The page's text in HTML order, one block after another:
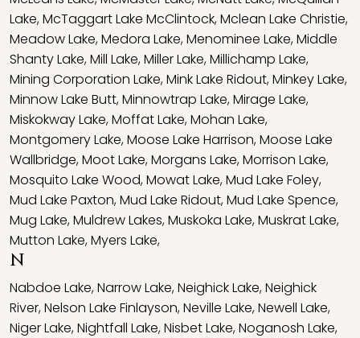
Lake,McTaggart Lake McClintock,Mclean Lake Christie,
Meadow Lake,Medora Lake,Menominee Lake,Middle
Shanty Lake,Mill Lake,Miller Lake,Millichamp Lake,
Mining Corporation Lake,Mink Lake Ridout,Minkey Lake,
Minnow Lake Butt,Minnowtrap Lake,Mirage Lake,
Miskokway Lake,Moffat Lake,Mohan Lake,
Montgomery Lake,Moose Lake Harrison,Moose Lake
Wallbridge,Moot Lake,Morgans Lake,Morrison Lake,
Mosquito Lake Wood,Mowat Lake,Mud Lake Foley,
Mud Lake Paxton,Mud Lake Ridout,Mud Lake Spence,
Mug Lake,Muldrew Lakes,Muskoka Lake,Muskrat Lake,
Mutton Lake,Myers Lake,
N
Nabdoe Lake,Narrow Lake,Neighick Lake,Neighick
River,Nelson Lake Finlayson,Neville Lake,Newell Lake,
Niger Lake,Nightfall Lake,Nisbet Lake,Noganosh Lake,